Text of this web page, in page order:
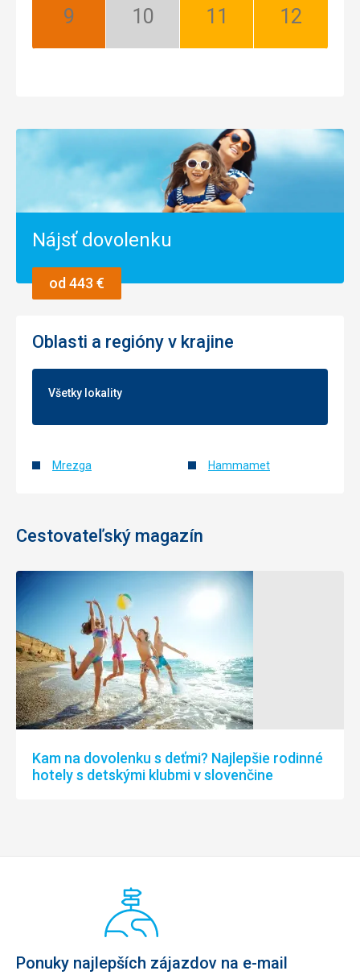
September:
Október:
November:
December:
Nájsť dovolenku
od 443 €
Oblasti a regióny v krajine
Všetky lokality
Mrezga Hammamet
Cestovateľský magazín
Kam na dovolenku s deťmi? Najlepšie rodinné
hotely s detskými klubmi v slovenčine
Ponuky najlepších zájazdov na e-mail